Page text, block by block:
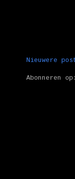
Nieuwere
Abonneren